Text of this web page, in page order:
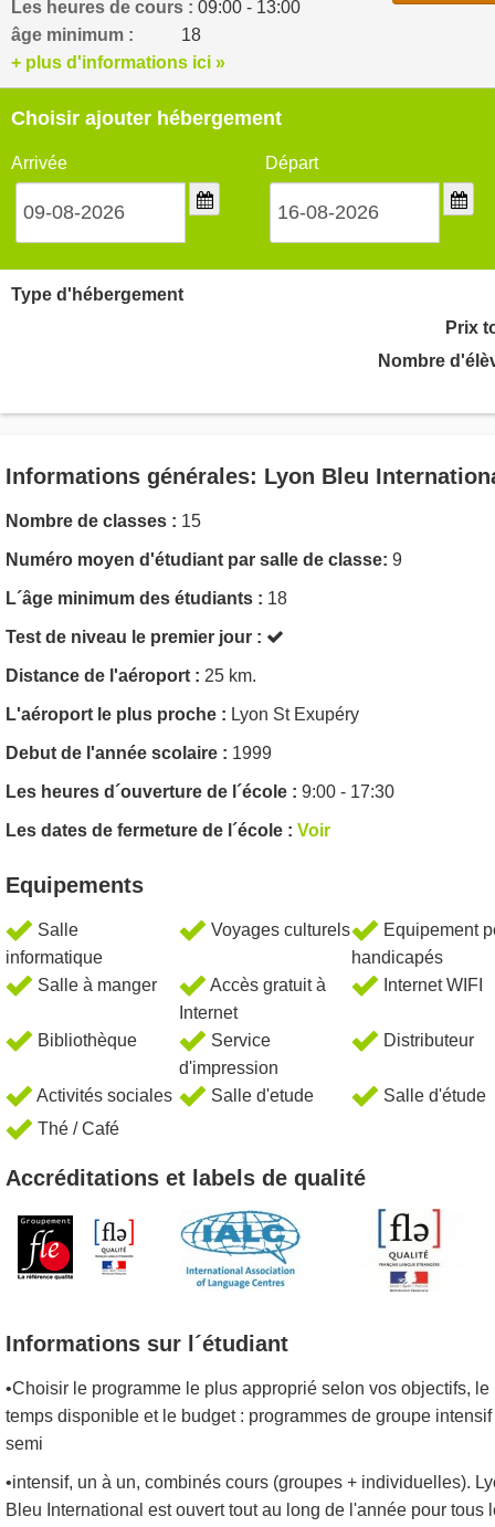
Les heures de cours : 09:00 - 13:00
âge minimum :
18
+ plus d'informations ici »
Choisir ajouter hébergement
Arrivée Départ
Type d'hébergement
Prix
Nombre
Informations générales: Lyon Bleu
Nombre de classes : 15
Numéro moyen d'étudiant par salle de classe: 9
L´âge minimum des étudiants : 18
Test de niveau le premier jour :
Distance de l'aéroport : 25 km.
L'aéroport le plus proche : Lyon St Exupéry
Debut de l'année scolaire : 1999
Les heures d´ouverture de l´école : 9:00 - 17:30
Les dates de fermeture de l´école : Voir
Equipements
Salle
informatique
Voyages culturels
Equipement
handicapés
Salle à manger
Accès gratuit à
Internet
Internet WIFI
Bibliothèque
Service
d'impression
Distributeur
Activités sociales Salle d'etude
Salle d'étude
Thé / Café
Accréditations et labels de qualité
Informations sur l´étudiant
•Choisir le programme le plus approprié selon vos objectifs, le
temps disponible et le budget : programmes de groupe intensif
semi
•intensif, un à un, combinés cours (groupes + individuelles).
Bleu International est ouvert tout au long de l'année pour tous